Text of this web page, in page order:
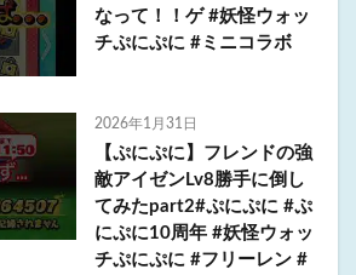
なって！！ゲ #妖怪ウォッ
チぷにぷに #ミニコラボ
2026年1月31日
【ぷにぷに】フレンドの強
敵アイゼンLv8勝手に倒し
てみたpart2#ぷにぷに #ぷ
にぷに10周年 #妖怪ウォッ
チぷにぷに #フリーレン #